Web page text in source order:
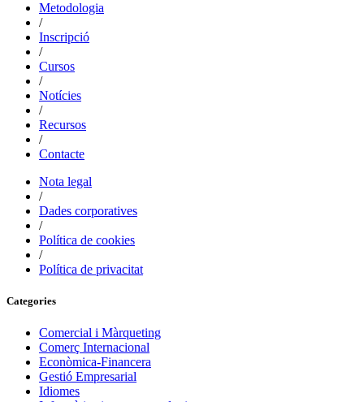
Metodologia
/
Inscripció
/
Cursos
/
Notícies
/
Recursos
/
Contacte
Nota legal
/
Dades corporatives
/
Política de cookies
/
Política de privacitat
Categories
Comercial i Màrqueting
Comerç Internacional
Econòmica-Financera
Gestió Empresarial
Idiomes